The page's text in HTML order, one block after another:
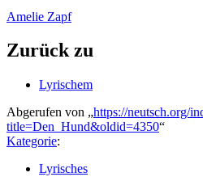
Amelie Zapf
Zurück zu
Lyrischem
Abgerufen von „https://neutsch.org/
title=Den_Hund&oldid=4350“
Kategorie:
Lyrisches